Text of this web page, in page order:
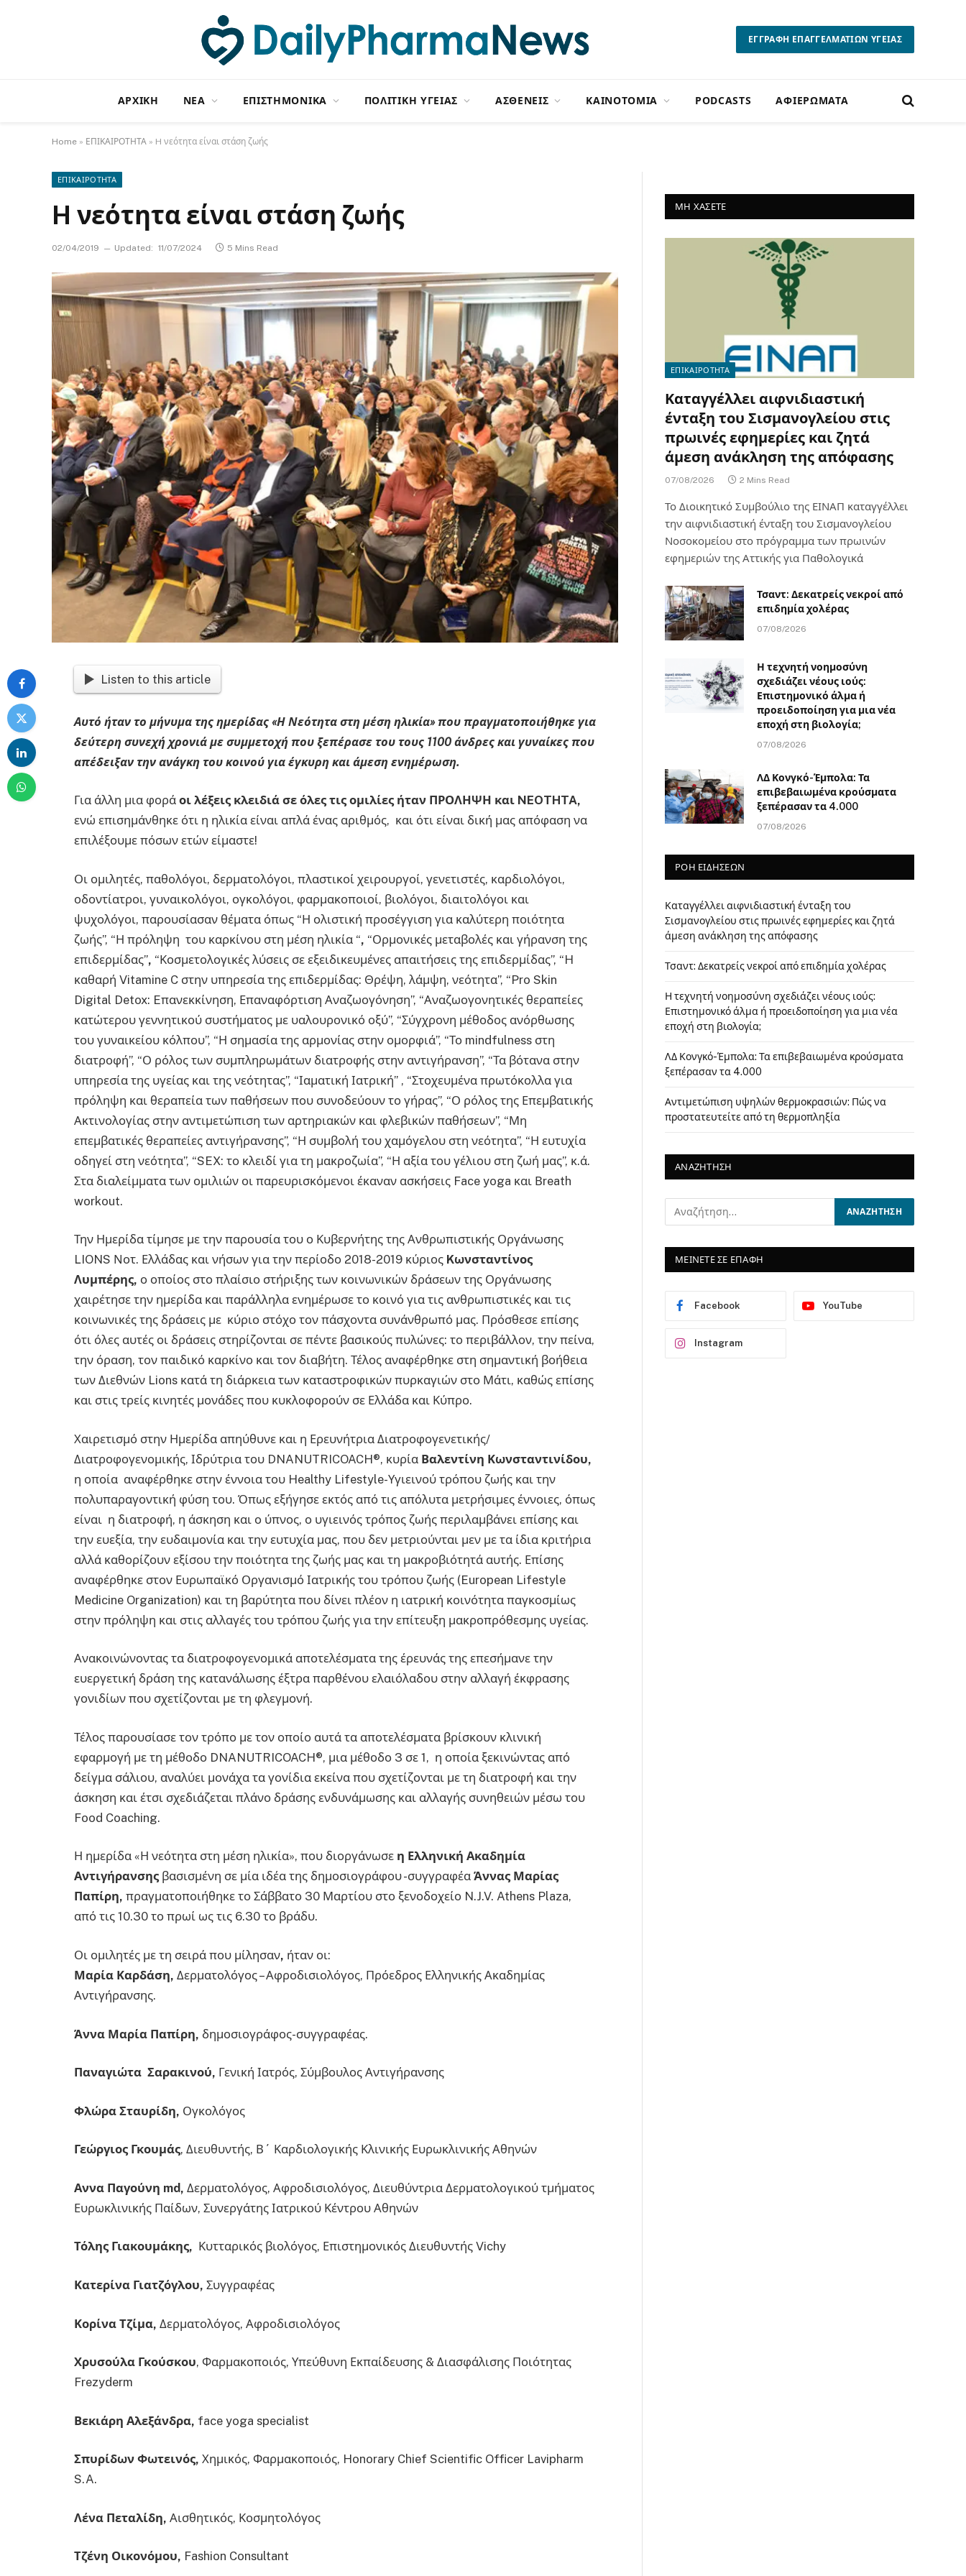
ΕΓΓΡΑΦΗ ΕΠΑΓΓΕΛΜΑΤΙΩΝ ΥΓΕΙΑΣ
ΑΡΧΙΚΗ NΕΑ ΕΠΙΣΤΗΜΟΝΙΚΑ ΠΟΛΙΤΙΚΗ ΥΓΕΙΑΣ ΑΣΘΕΝΕΙΣ ΚΑΙΝΟΤΟΜΙΑ PODCASTS ΑΦΙΕΡΩΜΑΤΑ
Home » ΕΠΙΚΑΙΡΟΤΗΤΑ » H νεότητα είναι στάση ζωής
ΕΠΙΚΑΙΡΟΤΗΤΑ
H νεότητα είναι στάση ζωής
02/04/2019 Updated: 11/07/2024 5 Mins Read
Listen to this article
Αυτό ήταν το μήνυμα της ημερίδας «Η Νεότητα στη μέση ηλικία» που πραγματοποιήθηκε για
δεύτερη συνεχή χρονιά με συμμετοχή που ξεπέρασε του τους 1100 άνδρες και γυναίκες που
απέδειξαν την ανάγκη του κοινού για έγκυρη και άμεση ενημέρωση.
Για άλλη μια φορά οι λέξεις κλειδιά σε όλες τις ομιλίες ήταν ΠΡΟΛΗΨΗ και NEOTHTA,
ενώ επισημάνθηκε ότι η ηλικία είναι απλά ένας αριθμός, και ότι είναι δική μας απόφαση να
επιλέξουμε πόσων ετών είμαστε!
Οι ομιλητές, παθολόγοι, δερματολόγοι, πλαστικοί χειρουργοί, γενετιστές, καρδιολόγοι,
οδοντίατροι, γυναικολόγοι, ογκολόγοι, φαρμακοποιοί, βιολόγοι, διαιτολόγοι και
ψυχολόγοι, παρουσίασαν θέματα όπως “Η ολιστική προσέγγιση για καλύτερη ποιότητα
ζωής”, “Η πρόληψη του καρκίνου στη μέση ηλικία “, “Ορμονικές μεταβολές και γήρανση της
επιδερμίδας”, “Κοσμετολογικές λύσεις σε εξειδικευμένες απαιτήσεις της επιδερμίδας”, “H
καθαρή Vitamine C στην υπηρεσία της επιδερμίδας: Θρέψη, λάμψη, νεότητα”, “Pro Skin
Digital Detox: Eπανεκκίνηση, Επαναφόρτιση Αναζωογόνηση”, “Αναζωογονητικές θεραπείες
κατώτερου γεννητικού συστήματος με υαλουρονικό οξύ”, “Σύγχρονη μέθοδος ανόρθωσης
του γυναικείου κόλπου”, “Η σημασία της αρμονίας στην ομορφιά”, “Το mindfulness στη
διατροφή”, “Ο ρόλος των συμπληρωμάτων διατροφής στην αντιγήρανση”, “Τα βότανα στην
υπηρεσία της υγείας και της νεότητας”, “Ιαματική Ιατρική” , “Στοχευμένα πρωτόκολλα για
πρόληψη και θεραπεία των παθήσεων που συνοδεύουν το γήρας”, “Ο ρόλος της Επεμβατικής
Ακτινολογίας στην αντιμετώπιση των αρτηριακών και φλεβικών παθήσεων”, “Μη
επεμβατικές θεραπείες αντιγήρανσης”, “Η συμβολή του χαμόγελου στη νεότητα”, “Η ευτυχία
οδηγεί στη νεότητα”, “SEX: το κλειδί για τη μακροζωία”, “Η αξία του γέλιου στη ζωή μας”, κ.ά.
Στα διαλείμματα των ομιλιών οι παρευρισκόμενοι έκαναν ασκήσεις Face yoga και Βreath
workout.
Την Ημερίδα τίμησε με την παρουσία του ο Κυβερνήτης της Ανθρωπιστικής Οργάνωσης
LIONS Νοτ. Ελλάδας και νήσων για την περίοδο 2018-2019 κύριος Kωνσταντίνος
Λυμπέρης, ο οποίος στο πλαίσιο στήριξης των κοινωνικών δράσεων της Οργάνωσης
χαιρέτησε την ημερίδα και παράλληλα ενημέρωσε το κοινό για τις ανθρωπιστικές και τις
κοινωνικές της δράσεις με κύριο στόχο τον πάσχοντα συνάνθρωπό μας. Πρόσθεσε επίσης
ότι όλες αυτές οι δράσεις στηρίζονται σε πέντε βασικούς πυλώνες: το περιβάλλον, την πείνα,
την όραση, τον παιδικό καρκίνο και τον διαβήτη. Τέλος αναφέρθηκε στη σημαντική βοήθεια
των Διεθνών Lions κατά τη διάρκεια των καταστροφικών πυρκαγιών στο Μάτι, καθώς επίσης
και στις τρείς κινητές μονάδες που κυκλοφορούν σε Ελλάδα και Κύπρο.
Χαιρετισμό στην Ημερίδα απηύθυνε και η Ερευνήτρια Διατροφογενετικής/
Διατροφογενομικής, Ιδρύτρια του DNANUTRICOACH®, κυρία Βαλεντίνη Κωνσταντινίδου,
η οποία αναφέρθηκε στην έννοια του Healthy Lifestyle-Υγιεινού τρόπου ζωής και την
πολυπαραγοντική φύση του. Όπως εξήγησε εκτός από τις απόλυτα μετρήσιμες έννοιες, όπως
είναι η διατροφή, η άσκηση και ο ύπνος, ο υγιεινός τρόπος ζωής περιλαμβάνει επίσης και
την ευεξία, την ευδαιμονία και την ευτυχία μας, που δεν μετριούνται μεν με τα ίδια κριτήρια
αλλά καθορίζουν εξίσου την ποιότητα της ζωής μας και τη μακροβιότητά αυτής. Επίσης
αναφέρθηκε στον Ευρωπαϊκό Οργανισμό Ιατρικής του τρόπου ζωής (European Lifestyle
Medicine Organization) και τη βαρύτητα που δίνει πλέον η ιατρική κοινότητα παγκοσμίως
στην πρόληψη και στις αλλαγές του τρόπου ζωής για την επίτευξη μακροπρόθεσμης υγείας.
Ανακοινώνοντας τα διατροφογενομικά αποτελέσματα της έρευνάς της επεσήμανε την
ευεργετική δράση της κατανάλωσης έξτρα παρθένου ελαιόλαδου στην αλλαγή έκφρασης
γονιδίων που σχετίζονται με τη φλεγμονή.
Τέλος παρουσίασε τον τρόπο με τον οποίο αυτά τα αποτελέσματα βρίσκουν κλινική
εφαρμογή με τη μέθοδο DNANUTRICOACH®, μια μέθοδο 3 σε 1, η οποία ξεκινώντας από
δείγμα σάλιου, αναλύει μονάχα τα γονίδια εκείνα που σχετίζονται με τη διατροφή και την
άσκηση και έτσι σχεδιάζεται πλάνο δράσης ενδυνάμωσης και αλλαγής συνηθειών μέσω του
Food Coaching.
Η ημερίδα «Η νεότητα στη μέση ηλικία», που διοργάνωσε η Ελληνική Ακαδημία
Αντιγήρανσης βασισμένη σε μία ιδέα της δημοσιογράφου -συγγραφέα Άννας Μαρίας
Παπίρη, πραγματοποιήθηκε το Σάββατο 30 Μαρτίου στο ξενοδοχείο N.J.V. Athens Plaza,
από τις 10.30 το πρωί ως τις 6.30 το βράδυ.
Οι ομιλητές με τη σειρά που μίλησαν, ήταν οι:
Μαρία Καρδάση, Δερματολόγος – Αφροδισιολόγος, Πρόεδρος Ελληνικής Ακαδημίας
Αντιγήρανσης.
Άννα Μαρία Παπίρη, δημοσιογράφος-συγγραφέας.
Παναγιώτα Σαρακινού, Γενική Ιατρός, Σύμβουλος Αντιγήρανσης
Φλώρα Σταυρίδη, Ογκολόγος
Γεώργιος Γκουμάς, Διευθυντής, Β΄ Καρδιολογικής Κλινικής Ευρωκλινικής Αθηνών
Αννα Παγούνη md, Δερματολόγος, Αφροδισιολόγος, Διευθύντρια Δερματολογικού τμήματος
Ευρωκλινικής Παίδων, Συνεργάτης Ιατρικού Κέντρου Αθηνών
Τόλης Γιακουμάκης, Κυτταρικός βιολόγος, Επιστημονικός Διευθυντής Vichy
Κατερίνα Γιατζόγλου, Συγγραφέας
Κορίνα Τζίμα, Δερματολόγος, Αφροδισιολόγος
Χρυσούλα Γκούσκου, Φαρμακοποιός, Υπεύθυνη Εκπαίδευσης & Διασφάλισης Ποιότητας
Frezyderm
Βεκιάρη Αλεξάνδρα, face yoga specialist
Σπυρίδων Φωτεινός, Χημικός, Φαρμακοποιός, Honorary Chief Scientific Officer Lavipharm
S.A.
Λένα Πεταλίδη, Αισθητικός, Κοσμητολόγος
Τζένη Οικονόμου, Fashion Consultant
ΜΗ ΧΑΣΕΤΕ
ΕΠΙΚΑΙΡΟΤΗΤΑ
Καταγγέλλει αιφνιδιαστική
ένταξη του Σισμανογλείου στις
πρωινές εφημερίες και ζητά
άμεση ανάκληση της απόφασης
07/08/2026 2 Mins Read
Το Διοικητικό Συμβούλιο της ΕΙΝΑΠ καταγγέλλει
την αιφνιδιαστική ένταξη του Σισμανογλείου
Νοσοκομείου στο πρόγραμμα των πρωινών
εφημεριών της Αττικής για Παθολογικά
Τσαντ: Δεκατρείς νεκροί από
επιδημία χολέρας
07/08/2026
Η τεχνητή νοημοσύνη
σχεδιάζει νέους ιούς:
Επιστημονικό άλμα ή
προειδοποίηση για μια νέα
εποχή στη βιολογία;
07/08/2026
ΛΔ Κονγκό-Έμπολα: Τα
επιβεβαιωμένα κρούσματα
ξεπέρασαν τα 4.000
07/08/2026
ΡΟΗ ΕΙΔΗΣΕΩΝ
Καταγγέλλει αιφνιδιαστική ένταξη του
Σισμανογλείου στις πρωινές εφημερίες και ζητά
άμεση ανάκληση της απόφασης
Τσαντ: Δεκατρείς νεκροί από επιδημία χολέρας
Η τεχνητή νοημοσύνη σχεδιάζει νέους ιούς:
Επιστημονικό άλμα ή προειδοποίηση για μια νέα
εποχή στη βιολογία;
ΛΔ Κονγκό-Έμπολα: Τα επιβεβαιωμένα κρούσματα
ξεπέρασαν τα 4.000
Αντιμετώπιση υψηλών θερμοκρασιών: Πώς να
προστατευτείτε από τη θερμοπληξία
ΑΝΑΖΗΤΗΣΗ
ΜΕΙΝΕΤΕ ΣΕ ΕΠΑΦΗ
Facebook YouTube
Instagram